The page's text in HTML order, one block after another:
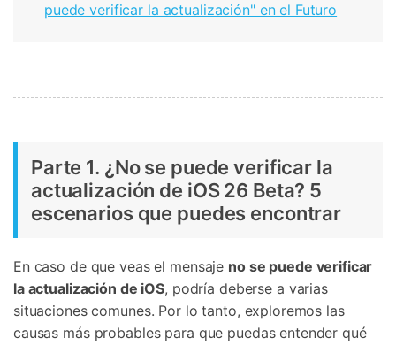
puede verificar la actualización" en el Futuro
Parte 1. ¿No se puede verificar la
actualización de iOS 26 Beta? 5
escenarios que puedes encontrar
En caso de que veas el mensaje no se puede verificar
la actualización de iOS, podría deberse a varias
situaciones comunes. Por lo tanto, exploremos las
causas más probables para que puedas entender qué